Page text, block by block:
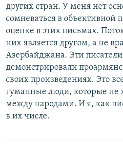
других стран. У меня нет
сомневаться в объективной
оценке в этих письмах.
них является другом, а не
Азербайджана. Эти
демонстрировали
своих произведениях. Это
гуманные люди, которые не
между народами. И я, как
в их числе.